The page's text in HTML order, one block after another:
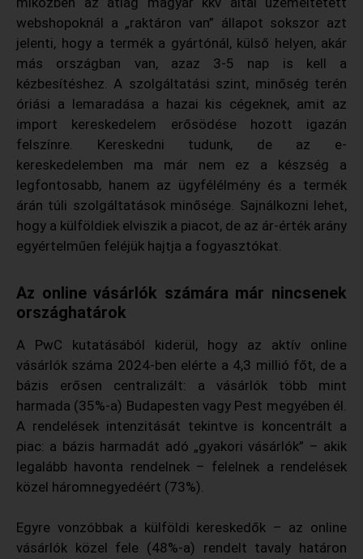
webshopoknál a „raktáron van” állapot sokszor azt
jelenti, hogy a termék a gyártónál, külső helyen, akár
más országban van, azaz 3-5 nap is kell a
kézbesítéshez. A szolgáltatási szint, minőség terén
óriási a lemaradása a hazai kis cégeknek, amit az
import kereskedelem erősödése hozott igazán
felszínre. Kereskedni tudunk, de az e-
kereskedelemben ma már nem ez a készség a
legfontosabb, hanem az ügyfélélmény és a termék
árán túli szolgáltatások minősége. Sajnálkozni lehet,
hogy a külföldiek elviszik a piacot, de az ár-érték arány
egyértelműen feléjük hajtja a fogyasztókat.
Az online vásárlók számára már nincsenek
országhatárok
A PwC kutatásából kiderül, hogy az aktív online
vásárlók száma 2024-ben elérte a 4,3 millió főt, de a
bázis erősen centralizált: a vásárlók több mint
harmada (35%-a) Budapesten vagy Pest megyében él.
A rendelések intenzitását tekintve is koncentrált a
piac: a bázis harmadát adó „gyakori vásárlók” – akik
legalább havonta rendelnek – felelnek a rendelések
közel háromnegyedéért (73%).
Egyre vonzóbbak a külföldi kereskedők – az online
vásárlók közel fele (48%-a) rendelt tavaly határon